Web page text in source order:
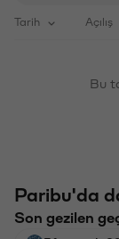
Tarih Açılış
Bu
Paribu'da
Son gezilen